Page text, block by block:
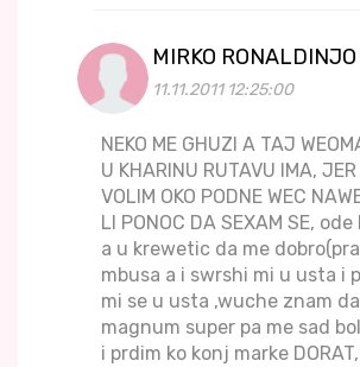
MIRKO RONALDINJO
11.11.2011 12:25:00
NEKO ME GHUZI A TAJ
U KHARINU RUTAVU IMA,
VOLIM OKO PODNE WEC
LI PONOC DA SEXAM SE,
a u krewetic da me
mbusa a i swrshi mi u usta i
mi se u usta ,wuche znam
magnum super pa me sad
i prdim ko konj marke